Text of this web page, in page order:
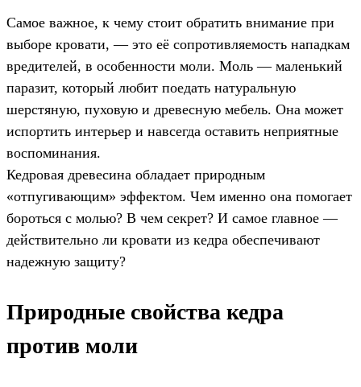
Самое важное, к чему стоит обратить внимание при
выборе кровати, — это её сопротивляемость нападкам
вредителей, в особенности моли. Моль — маленький
паразит, который любит поедать натуральную
шерстяную, пуховую и древесную мебель. Она может
испортить интерьер и навсегда оставить неприятные
воспоминания.
Кедровая древесина обладает природным
«отпугивающим» эффектом. Чем именно она помогает
бороться с молью? В чем секрет? И самое главное —
действительно ли кровати из кедра обеспечивают
надежную защиту?
Природные свойства кедра
против моли